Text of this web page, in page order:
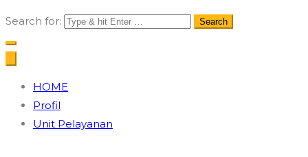
Search for:
HOME
Profil
Unit Pelayanan